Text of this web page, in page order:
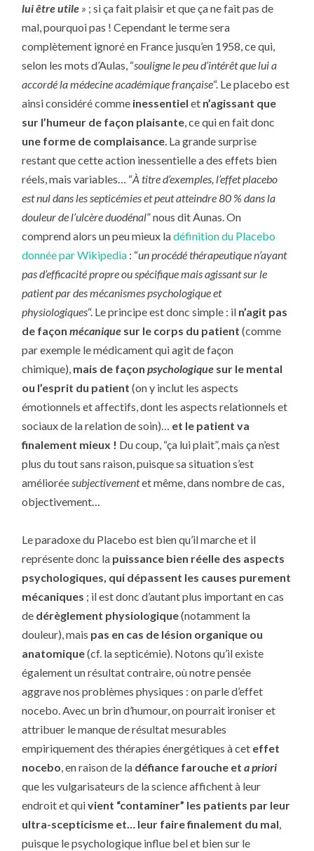
lui être utile » ; si ça fait plaisir et que ça ne fait pas de
mal, pourquoi pas ! Cependant le terme sera
complètement ignoré en France jusqu’en 1958, ce qui,
selon les mots d’Aulas, “souligne le peu d’intérêt que lui a
accordé la médecine académique française“. Le placebo est
ainsi considéré comme inessentiel et n’agissant que
sur l’humeur de façon plaisante , ce qui en fait donc
une forme de complaisance . La grande surprise
restant que cette action inessentielle a des effets bien
réels, mais variables… “À titre d’exemples, l’effet placebo
est nul dans les septicémies et peut atteindre 80 % dans la
douleur de l’ulcère duodénal” nous dit Aunas. On
comprend alors un peu mieux ladéfinition du Placebo
donnée par Wikipedia : “un procédé thérapeutique n’ayant
pas d’efficacité propre ou spécifique mais agissant sur le
patient par des mécanismes psychologique et
physiologiques“. Le principe est donc simple : il n’agit pas
de façonmécanique sur le corps du patient (comme
par exemple le médicament qui agit de façon
chimique), mais de façonpsychologique sur le mental
ou l’esprit du patient (on y inclut les aspects
émotionnels et affectifs, dont les aspects relationnels et
sociaux de la relation de soin)…
et le patient va
finalement mieux ! Du coup, “ça lui plait”, mais ça n’est
plus du tout sans raison, puisque sa situation s’est
améliorée subjectivementet même, dans nombre de cas,
objectivement…
Le paradoxe du Placebo est bien qu’il marche et il
représente donc la puissance bien réelle des aspects
psychologiques, qui dépassent les causes purement
mécaniques ; il est donc d’autant plus important en cas
de dérèglement physiologique(notamment la
douleur), mais pas en cas de lésion organique ou
anatomique(cf. la septicémie). Notons qu’il existe
également un résultat contraire, où notre pensée
aggrave nos problèmes physiques : on parle d’effet
nocebo. Avec un brin d’humour, on pourrait ironiser et
attribuer le manque de résultat mesurables
empiriquement des thérapies énergétiques à cet effet
nocebo, en raison de la défiance farouche eta priori
que les vulgarisateurs de la science affichent à leur
endroit et quivient “contaminer” les patients par leur
ultra-scepticisme et… leur faire finalement du mal,
puisque le psychologique influe bel et bien sur le